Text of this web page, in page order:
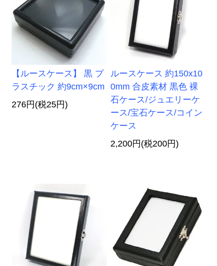
【ルースケース】 黒 プ
ラスチック 約9cm×9cm
276円(税25円)
ルースケース 約150x10
0mm 合皮素材 黒色 裸
石ケース/ジュエリーケ
ース/宝石ケース/コイン
ケース
2,200円(税200円)